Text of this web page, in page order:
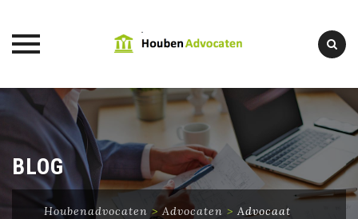
Skip
content
BLOG
Houbenadvocaten >Advocaten > Advocaat